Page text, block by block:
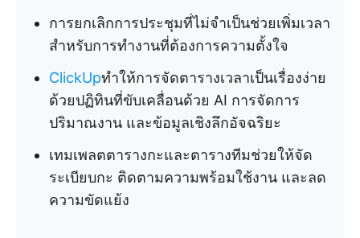
การยกเลิกการประชุมที่ไม่จำเป็นช่วยเพิ่มเวลา
สำหรับการทำงานที่ต้องการความตั้งใจ
ClickUpทำให้การจัดตารางเวลาเป็นเรื่องง่าย
ด้วยปฏิทินที่ขับเคลื่อนด้วย AI การจัดการ
ปริมาณงาน และข้อมูลเชิงลึกอัจฉริยะ
เทมเพลตตารางกะและตารางทีมช่วยให้จัด
ระเบียบกะ ติดตามความพร้อมใช้งาน และลด
ความขัดแย้ง